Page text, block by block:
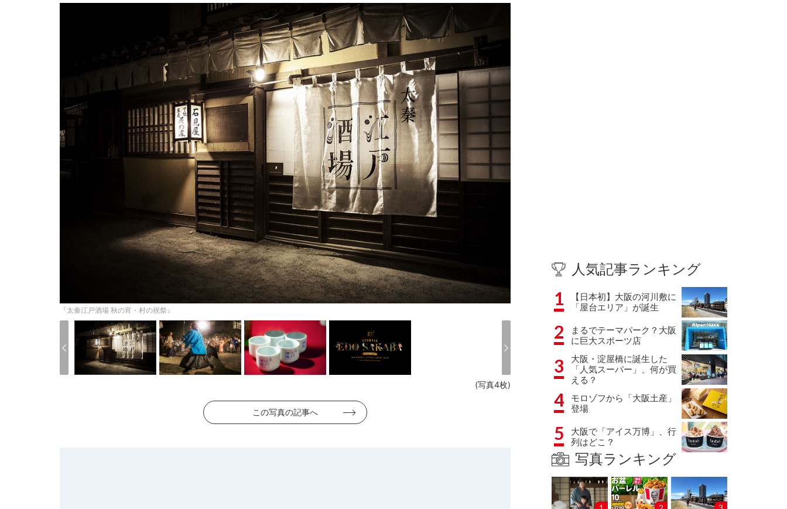
『太秦江戸酒場 秋の宵・村の祝祭』
(写真4枚)
この写真の記事へ
人気記事ランキング
1
【日本初】大阪の河川敷に
「屋台エリア」が誕生
2
まるでテーマパーク？大阪
に巨大スポーツ店
3
大阪・淀屋橋に誕生した
「人気スーパー」、何が買
える？
4
モロゾフから「大阪土産」
登場
5
大阪で「アイス万博」、行
列はどこ？
写真ランキング